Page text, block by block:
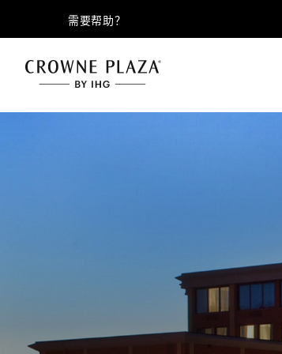
需要帮助？